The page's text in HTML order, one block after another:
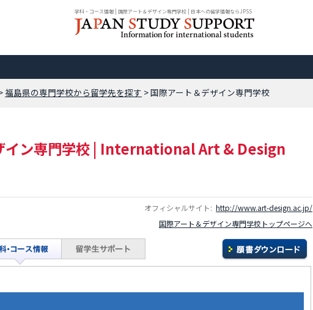
学科・コース情報 | 国際アート＆デザイン専門学校 | 日本への留学情報ならJPSS
福島県の専門学校から留学先を探す >国際アート＆デザイン専門学校
イン専門学校 | International Art & Design
オフィシャルサイト: http://www.art-design.ac.jp/
国際アート＆デザイン専門学校トップページへ